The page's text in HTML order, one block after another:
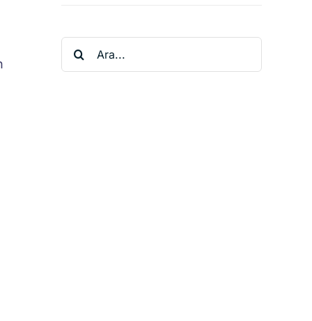
Ara: